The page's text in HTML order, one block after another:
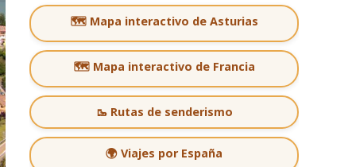
🗺️ Mapa interactivo de Asturias
🗺️ Mapa interactivo de Francia
🥾 Rutas de senderismo
🌍 Viajes por España